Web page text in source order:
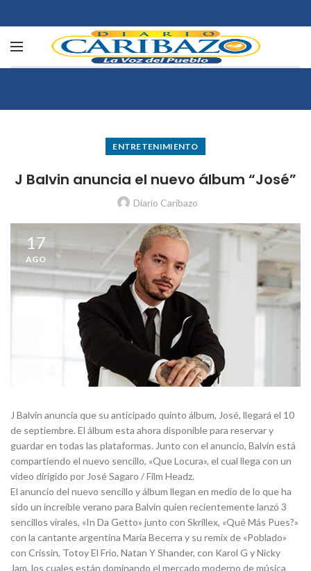
ENTRETENIMIENTO
J Balvin anuncia el nuevo álbum “José”
Diario Caribazo
17
AGO
J Balvin anuncia que su anticipado quinto álbum, José, llegará el 10
de septiembre. El álbum esta ahora disponible para reservar y
guardar en todas las plataformas. Junto con el anuncio, Balvin está
compartiendo el nuevo sencillo, «Que Locura», el cual llega con un
video dirigido por José Sagaro / Film Headz.
El anuncio del nuevo sencillo y álbum llegan en medio de lo que ha
sido un increíble verano para Balvin quien recientemente lanzó 3
sencillos virales, «In Da Getto» junto con Skrillex, «Qué Más Pues?»
con la cantante argentina María Becerra y su remix de «Poblado»
con Crissin, Totoy El Frio, Natan Y Shander, con Karol G y Nicky
Jam, los cuales están dominando el mercado moderno de música